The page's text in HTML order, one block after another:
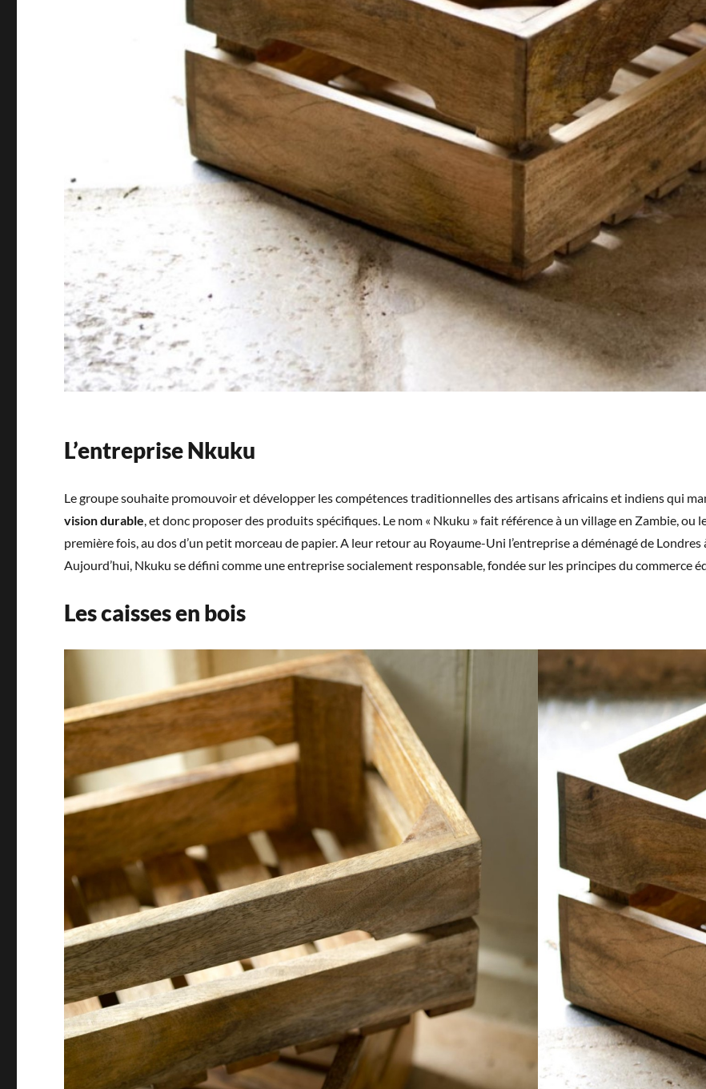
L’entreprise Nkuku
Le groupe souhaite promouvoir et développer les compétences traditionnelles des artisans africains et indiens qui
vision durable, et donc proposer des produits spécifiques. Le nom « Nkuku » fait référence à un village en Zambie, ou
première fois, au dos d’un petit morceau de papier. A leur retour au Royaume-Uni l’entreprise a déménagé de
Aujourd’hui, Nkuku se défini comme une entreprise socialement responsable, fondée sur les principes du commerce
Les caisses en bois